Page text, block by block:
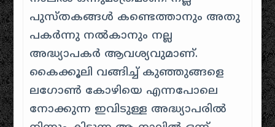
പുസ്തകങ്ങൾ കണ്ടെത്താനും അതു
പകർന്നു നൽകാനും നല്ല
അദ്ധ്യാപകർ ആവശ്യവുമാണ്.
കൈക്കൂലി വങ്ങിച്ച് കുഞ്ഞുങ്ങളെ
ലഗോൺ കോഴിയെ എന്നപോലെ
നോക്കുന്ന ഇവിടുള്ള അദ്ധ്യാപരിൽ